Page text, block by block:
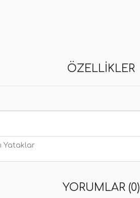
ÖZELLIKLER
Yataklar
YORUMLAR (0)